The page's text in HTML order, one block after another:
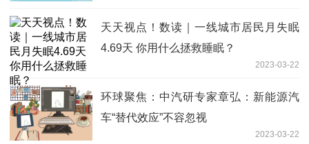
天天视点！数读｜一线城市居民月失眠
4.69天 你用什么拯救睡眠？
2023-03-22
环球聚焦：中汽研专家章弘：新能源汽
车“替代效应”不容忽视
2023-03-22